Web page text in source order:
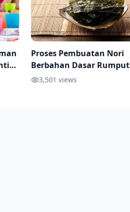
Proses Pembuatan Nori
Berbahan Dasar Rumput
Laut
3,501 views